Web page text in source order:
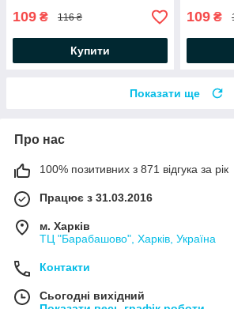
109 ₴ 116 ₴
Купити
109 ₴
Показати ще
Про нас
100% позитивних з 871 відгука за рік
Працює з 31.03.2016
м. Харків
ТЦ "Барабашово", Харків, Україна
Контакти
Сьогодні вихідний